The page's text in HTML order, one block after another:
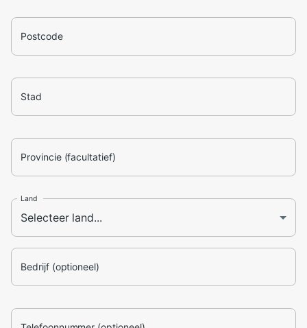
Postcode
Stad
Provincie (facultatief)
Land
Bedrijf (optioneel)